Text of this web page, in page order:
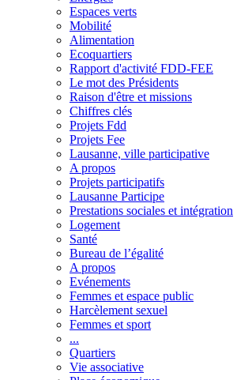
Espaces verts
Mobilité
Alimentation
Ecoquartiers
Rapport d'activité FDD-FEE
Le mot des Présidents
Raison d'être et missions
Chiffres clés
Projets Fdd
Projets Fee
Lausanne, ville participative
A propos
Projets participatifs
Lausanne Participe
Prestations sociales et intégration
Logement
Santé
Bureau de l’égalité
A propos
Evénements
Femmes et espace public
Harcèlement sexuel
Femmes et sport
...
Quartiers
Vie associative